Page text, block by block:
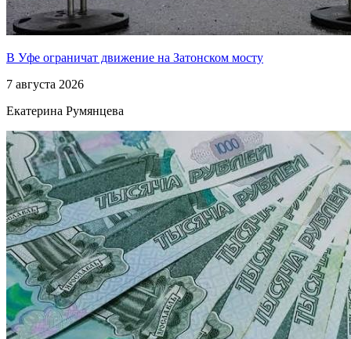
В Уфе ограничат движение на Затонском мосту
7 августа 2026
Екатерина Румянцева